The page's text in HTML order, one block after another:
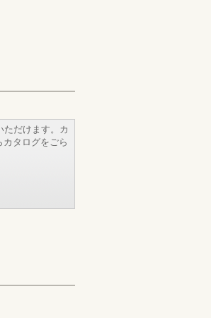
ただけます。カ
タログをごら